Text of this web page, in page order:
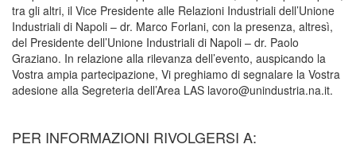
tra gli altri, il Vice Presidente alle Relazioni Industriali dell’Unione
Industriali di Napoli – dr. Marco Forlani, con la presenza, altresì,
del Presidente dell’Unione Industriali di Napoli – dr. Paolo
Graziano. In relazione alla rilevanza dell’evento, auspicando la
Vostra ampia partecipazione, Vi preghiamo di segnalare la Vostra
adesione alla Segreteria dell’Area LAS lavoro@unindustria.na.it.
PER INFORMAZIONI RIVOLGERSI A: